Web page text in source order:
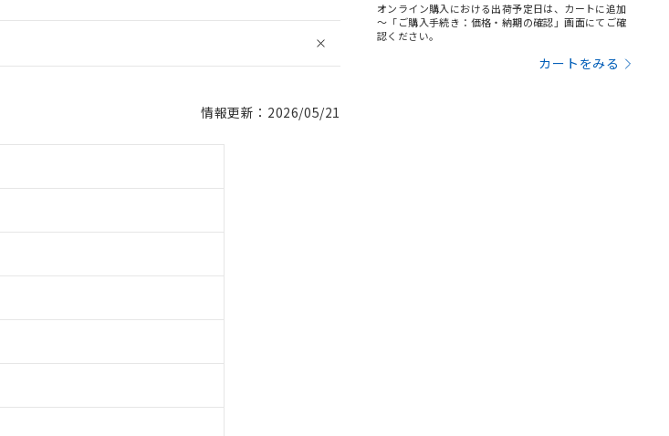
情報更新：2026/05/21
オンライン購入における出荷予定日は、カートに追加
～「ご購入手続き：価格・納期の確認」画面にてご確
認ください。
カートをみる